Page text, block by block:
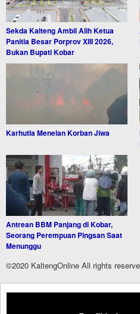
Sekda Kalteng Ambil Alih Ketua
Panitia Besar Porprov XIII 2026,
Bukan Bupati Kobar
Karhutla Menelan Korban Jiwa
Antrean BBM Panjang di Kobar,
Seorang Perempuan Pingsan Saat
Menunggu
©2020 KaltengOnline All rights